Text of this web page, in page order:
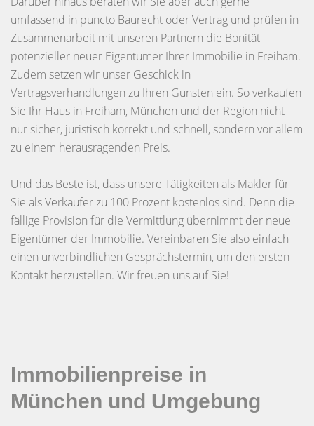
umfassend in puncto Baurecht oder Vertrag und prüfen in
Zusammenarbeit mit unseren Partnern die Bonität
potenzieller neuer Eigentümer Ihrer Immobilie in Freiham.
Zudem setzen wir unser Geschick in
Vertragsverhandlungen zu Ihren Gunsten ein. So verkaufen
Sie Ihr Haus in Freiham, München und der Region nicht
nur sicher, juristisch korrekt und schnell, sondern vor allem
zu einem herausragenden Preis.
Und das Beste ist, dass unsere Tätigkeiten als Makler für
Sie als Verkäufer zu 100 Prozent kostenlos sind. Denn die
fällige Provision für die Vermittlung übernimmt der neue
Eigentümer der Immobilie. Vereinbaren Sie also einfach
einen unverbindlichen Gesprächstermin, um den ersten
Kontakt herzustellen. Wir freuen uns auf Sie!
Immobilienpreise in
München und Umgebung